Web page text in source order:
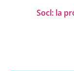
Socl: la